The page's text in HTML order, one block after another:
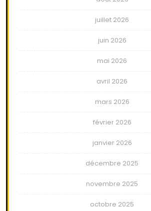
juillet 2026
juin 2026
mai 2026
avril 2026
mars 2026
février 2026
janvier 2026
décembre 2025
novembre 2025
octobre 2025